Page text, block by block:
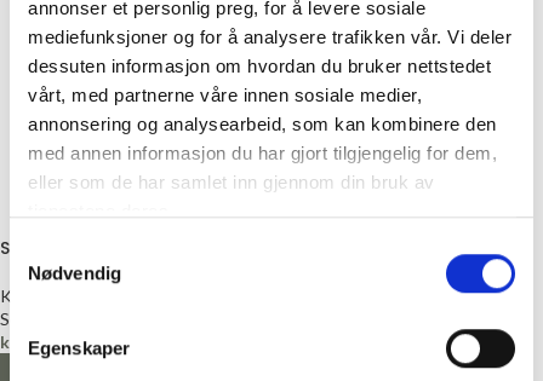
annonser et personlig preg, for å levere sosiale
mediefunksjoner og for å analysere trafikken vår. Vi deler
dessuten informasjon om hvordan du bruker nettstedet
vårt, med partnerne våre innen sosiale medier,
annonsering og analysearbeid, som kan kombinere den
med annen informasjon du har gjort tilgjengelig for dem,
eller som de har samlet inn gjennom din bruk av
Samtykkevalg
Nødvendig
Egenskaper
Sögne krus – Hygge
Kopper
Sögne
kr
239,00
Telysholder «Påskekos»